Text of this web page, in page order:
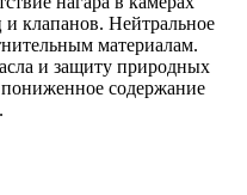
клапанов. Нейтральное
материалам.
и защиту природных
содержание